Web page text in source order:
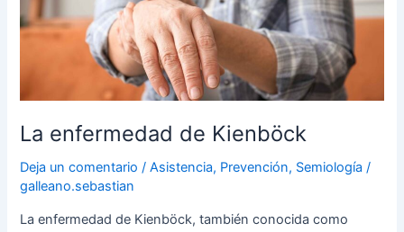
La enfermedad de Kienböck
Deja un comentario /Asistencia, Prevención, Semiología /
galleano.sebastian
La enfermedad de Kienböck, también conocida como